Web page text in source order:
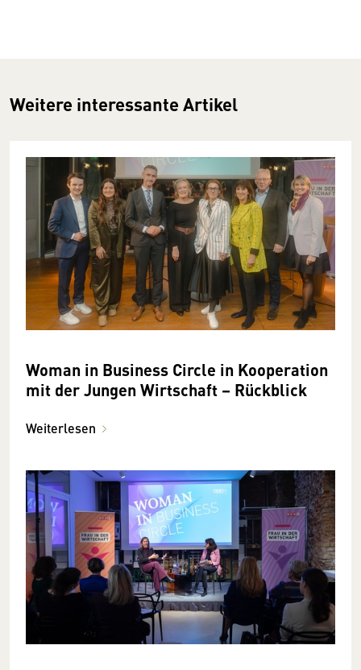
Weitere interessante Artikel
Woman in Business Circle in Kooperation
mit der Jungen Wirtschaft – Rückblick
Weiterlesen